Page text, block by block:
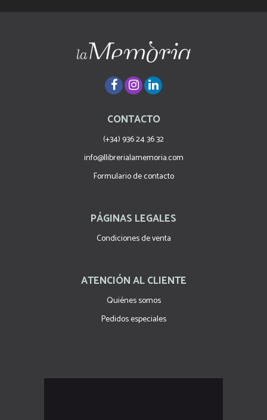
CONTACTO
(+34) 936 24 36 32
info@llibrerialamemoria.com
Formulario de contacto
PÁGINAS LEGALES
Condiciones de venta
ATENCIÓN AL CLIENTE
Quiénes somos
Pedidos especiales